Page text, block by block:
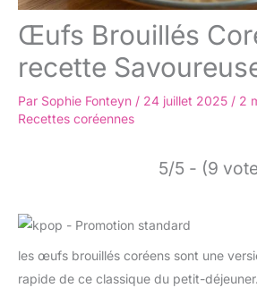
Œufs Brouillés
recette
Par Sophie Fonteyn / 24 juillet 2025 / 2
Recettes coréennes
5/5 - (9
les œufs brouillés coréens sont une
rapide de ce classique du petit-